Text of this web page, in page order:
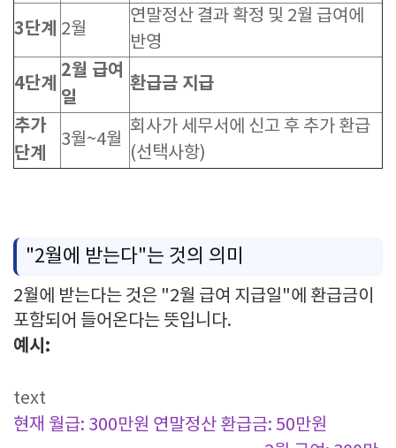
3단계 2월
연말정산 결과 확정 및 2월 급여에
반영
4단계
2월 급여
일
환급금 지급
추가
단계
3월~4월
회사가 세무서에 신고 후 추가 환급
(선택사항)
"2월에 받는다"는 것의 의미
2월에 받는다는 것은 "2월 급여 지급일"에 환급금이
포함되어 들어온다는 뜻입니다.
예시:
text
현재 월급: 300만원 연말정산 환급금: 50만원